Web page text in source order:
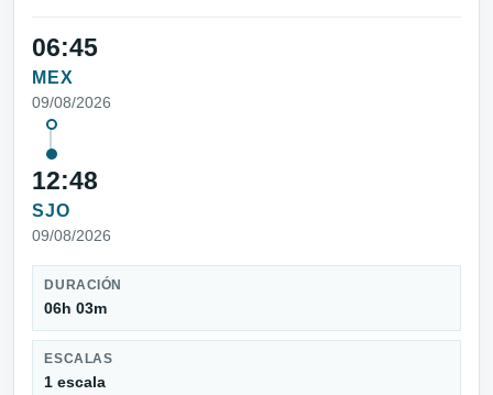
06:45
MEX
09/08/2026
12:48
SJO
09/08/2026
DURACIÓN
06h 03m
ESCALAS
1 escala